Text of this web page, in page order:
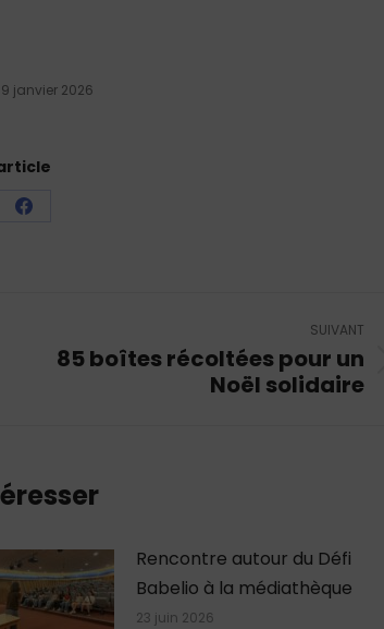
9 janvier 2026
Partager
SUIVANT
Article85 boîtes récoltées pour un
Noël solidaire
Rencontre autour du Défi
Babelio à la médiathèque
23 juin 2026